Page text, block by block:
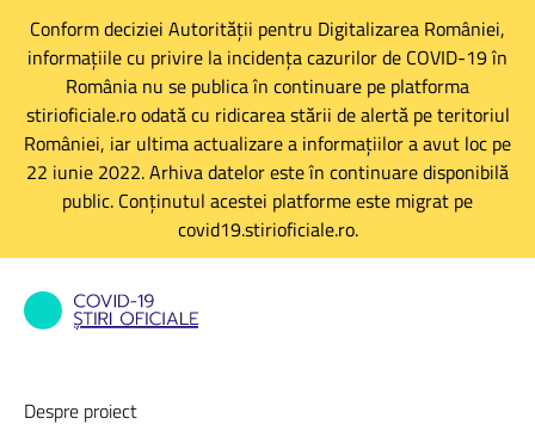
Conform deciziei Autorității pentru Digitalizarea României,
informațiile cu privire la incidența cazurilor de COVID-19 în
România nu se publica în continuare pe platforma
stirioficiale.ro odată cu ridicarea stării de alertă pe teritoriul
României, iar ultima actualizare a informațiilor a avut loc pe
22 iunie 2022. Arhiva datelor este în continuare disponibilă
public. Conținutul acestei platforme este migrat pe
covid19.stirioficiale.ro.
Despre proiect